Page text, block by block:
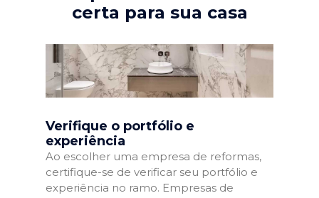
certa para sua casa
Verifique o portfólio e
experiência
Ao escolher uma empresa de reformas,
certifique-se de verificar seu portfólio e
experiência no ramo. Empresas de